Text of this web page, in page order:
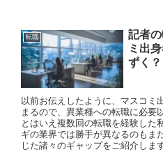
転職
記者
ミ出
ずく？
以前お伝えしたように、マスコミ
まるので、異業種への転職に必要
とはいえ複数回の転職を経験した
ギの業界では勝手が異なるのもま
じた諸々のギャップをご紹介しま